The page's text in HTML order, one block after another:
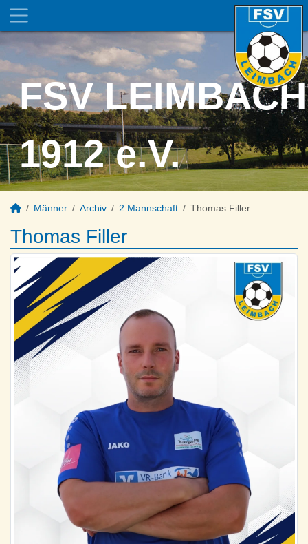
FSV LEIMBACH
1912 e.V.
Männer Archiv 2.Mannschaft Thomas Filler
Thomas Filler